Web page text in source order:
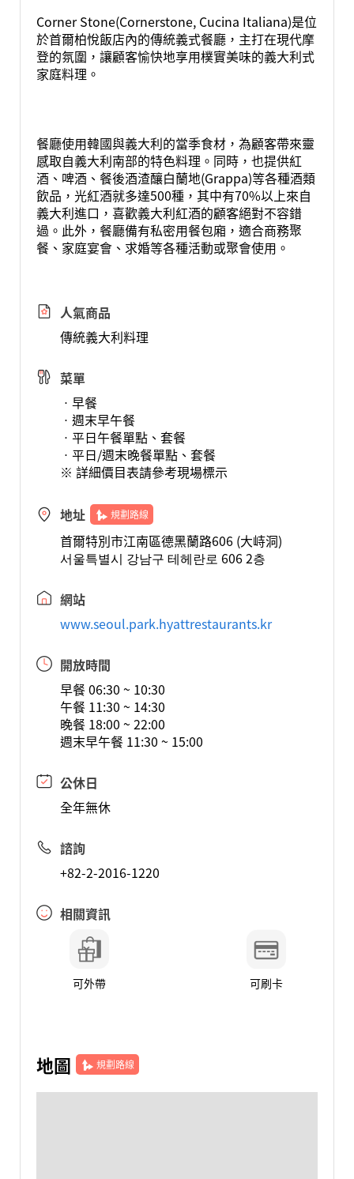
Corner Stone(Cornerstone, Cucina Italiana)是位
於首爾柏悅飯店內的傳統義式餐廳，主打在現代摩
登的氛圍，讓顧客愉快地享用樸實美味的義大利式
家庭料理。
餐廳使用韓國與義大利的當季食材，為顧客帶來靈
感取自義大利南部的特色料理。同時，也提供紅
酒、啤酒、餐後酒渣釀白蘭地(Grappa)等各種酒類
飲品，光紅酒就多達500種，其中有70%以上來自
義大利進口，喜歡義大利紅酒的顧客絕對不容錯
過。此外，餐廳備有私密用餐包廂，適合商務聚
餐、家庭宴會、求婚等各種活動或聚會使用。
人氣商品
傳統義大利料理
菜單
ㆍ早餐
ㆍ週末早午餐
ㆍ平日午餐單點、套餐
ㆍ平日/週末晚餐單點、套餐
※ 詳細價目表請參考現場標示
地址 規劃路線
首爾特別市江南區德黑蘭路606 (大峙洞)
서울특별시 강남구 테헤란로 606 2층
網站
www.seoul.park.hyattrestaurants.kr
開放時間
早餐 06:30 ~ 10:30
午餐 11:30 ~ 14:30
晚餐 18:00 ~ 22:00
週末早午餐 11:30 ~ 15:00
公休日
全年無休
諮詢
+82-2-2016-1220
相關資訊
可外帶 可刷卡
地圖 規劃路線